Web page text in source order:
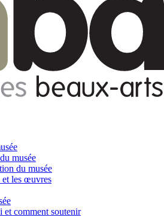
musée
du musée
les œuvres
et comment soutenir